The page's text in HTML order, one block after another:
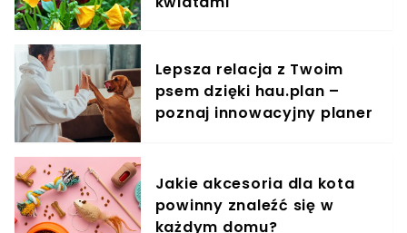
Lepsza relacja z Twoim
psem dzięki hau.plan –
poznaj innowacyjny planer
Jakie akcesoria dla kota
powinny znaleźć się w
każdym domu?